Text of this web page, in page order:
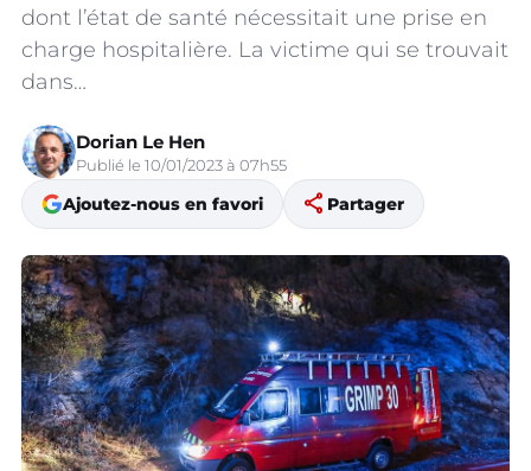
dont l’état de santé nécessitait une prise en
charge hospitalière. La victime qui se trouvait
dans…
Dorian Le Hen
Publié le 10/01/2023 à 07h55
Ajoutez-nous en favori share Partager